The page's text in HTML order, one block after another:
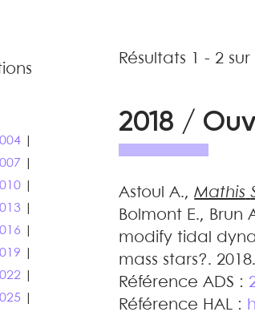
Résultats 1 - 2
2018 /
Astoul A.,Mathis
Bolmont E., Brun
modify tidal
mass stars?.2018.
Référence ADS :
Référence HAL :